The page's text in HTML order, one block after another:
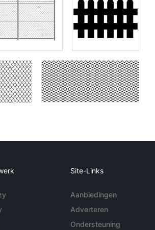
Site-Links
Aanbiedingen
Adverteren
Ondersteuning